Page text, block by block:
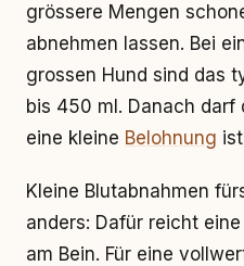
grössere Mengen
abnehmen lassen. Bei
grossen Hund sind das
bis 450 ml. Danach darf
eine kleine Belohnung
Kleine Blutabnahmen
anders: Dafür reicht
am Bein. Für eine